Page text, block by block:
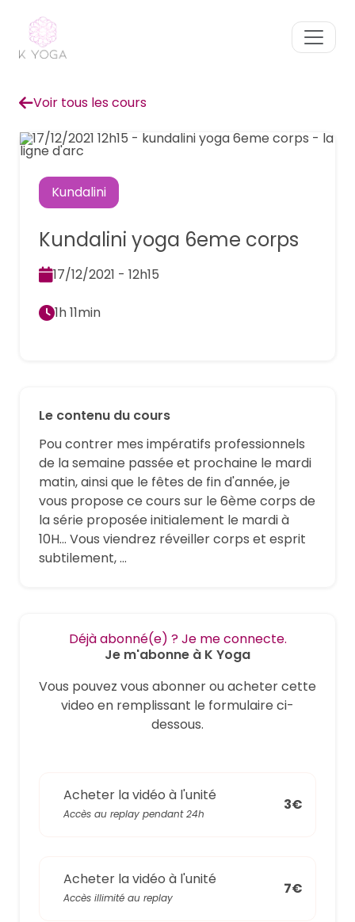
Voir tous les cours
Kundalini
Kundalini yoga 6eme corps
17/12/2021 - 12h15
1h 11min
Le contenu du cours
Pou contrer mes impératifs professionnels
de la semaine passée et prochaine le mardi
matin, ainsi que le fêtes de fin d'année, je
vous propose ce cours sur le 6ème corps de
la série proposée initialement le mardi à
10H... Vous viendrez réveiller corps et esprit
subtilement, ...
Déjà abonné(e) ? Je me connecte.
Je m'abonne à K Yoga
Vous pouvez vous abonner ou acheter cette
video en remplissant le formulaire ci-
dessous.
Acheter la vidéo à l'unité
Accès au replay pendant 24h
3€
Acheter la vidéo à l'unité
Accès illimité au replay
7€